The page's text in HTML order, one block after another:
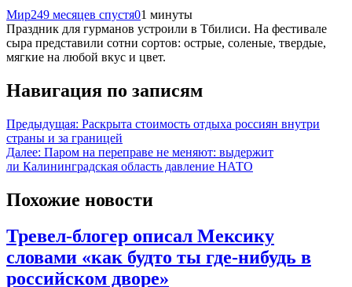
Мир249 месяцев спустя01 минуты
Праздник для гурманов устроили в Тбилиси. На фестивале
сыра представили сотни сортов: острые, соленые, твердые,
мягкие на любой вкус и цвет.
Навигация по записям
Предыдущая: Раскрыта стоимость отдыха россиян внутри
страны и за границей
Далее: Паром на переправе не меняют: выдержит
ли Калининградская область давление НАТО
Похожие новости
Тревел-блогер описал Мексику
словами «как будто ты где-нибудь в
российском дворе»